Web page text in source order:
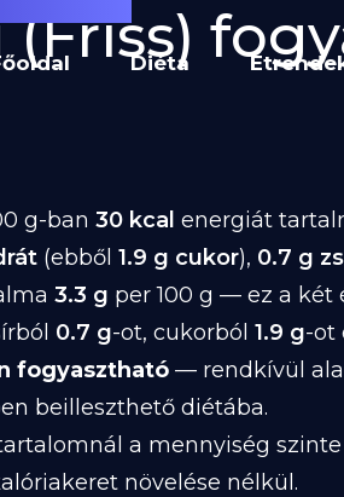
Diéta
g-ban 30 kcal energiát
(ebből 1.9 g cukor), 0.7 g
3.3 g per 100 g — ez a
0.7 g-ot, cukorból 1.9 g-ot
fogyasztható — rendkívül
beilleszthető diétába.
a mennyiség
növelése nélkül.